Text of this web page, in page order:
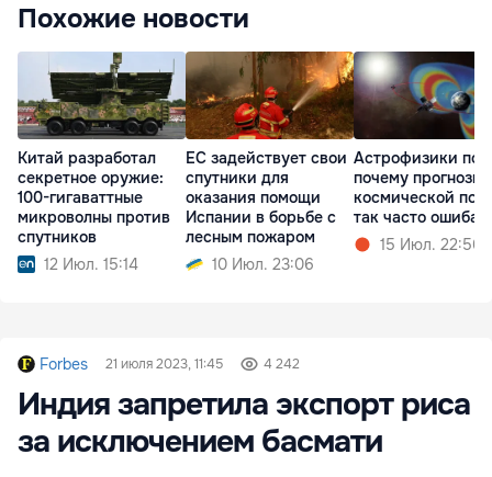
Похожие новости
Китай разработал
секретное оружие:
100-гигаваттные
микроволны против
спутников
12 Июл. 15:14
ЕС задействует свои
спутники для
оказания помощи
Испании в борьбе с
лесным пожаром
10 Июл. 23:06
Астрофизики
почему прогнозы
космической
так часто
15 Июл. 22:56
Forbes 21 июля 2023, 11:45 4 242
Индия запретила экспорт риса
за исключением басмати